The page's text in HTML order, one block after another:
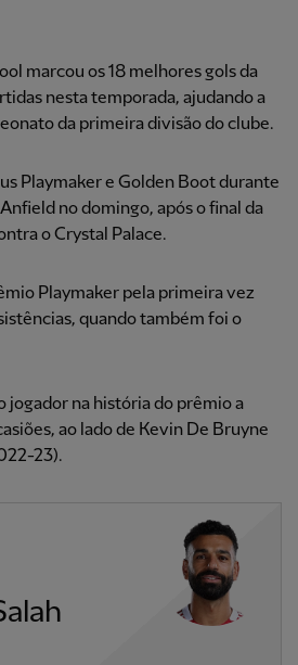
marcou os 18 melhoresgols da
nesta temporada, ajudando a
da primeira divisão do clube.
Playmaker e Golden Boot durante
no domingo, após o final da
o Crystal Palace.
Playmaker pela primeira vez
quando também foi o
jogador na história do prêmio a
ao lado de Kevin De Bruyne
23).